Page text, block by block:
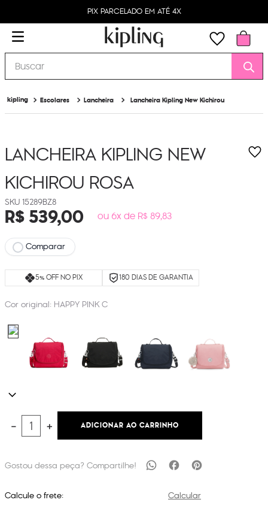
PIX PARCELADO EM ATÉ 4X
Buscar
Escolares Lancheira Lancheira Kipling New Kichirou
LANCHEIRA KIPLING NEW
KICHIROU ROSA
15289BZ8
R$539,00 ou 6x de R$ 89,83
Comparar
5% OFF NO PIX 180 DIAS DE GARANTIA
Cor original: HAPPY PINK C
＋
－ ADICIONAR AO CARRINHO
Calcule o frete: Calcular